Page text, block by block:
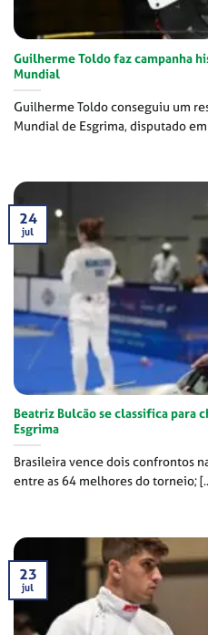
Guilherme Toldo faz campanha
Mundial
Guilherme Toldo conseguiu um
Mundial de Esgrima, disputado
Beatriz Bulcão se classifica para
Esgrima
Brasileira vence dois confrontos
entre as 64 melhores do torneio;
24
jul
23
jul